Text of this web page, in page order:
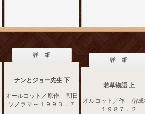
詳 細
ナンとジョー先生 下
オールコット／原作 -- 朝日
ソノラマ -- １９９３．７
詳 細
若草物語 上
オルコット／作 -- 偕成
１９８７．２